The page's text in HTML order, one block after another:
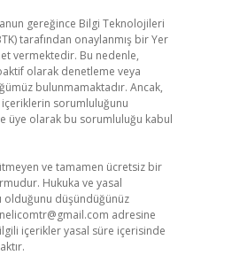
gereğince Bilgi Teknolojileri
tarafından onaylanmış bir Yer
vermektedir. Bu nedenle,
olarak denetleme veya
bulunmamaktadır. Ancak,
içeriklerin sorumluluğunu
üye olarak bu sorumluluğu kabul
ve tamamen ücretsiz bir
Hukuka ve yasal
olduğunu düşündüğünüz
adresine
içerikler yasal süre içerisinde